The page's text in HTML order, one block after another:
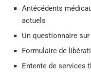
Antécédents
actuels
Un questionnaire
Formulaire de
Entente de services